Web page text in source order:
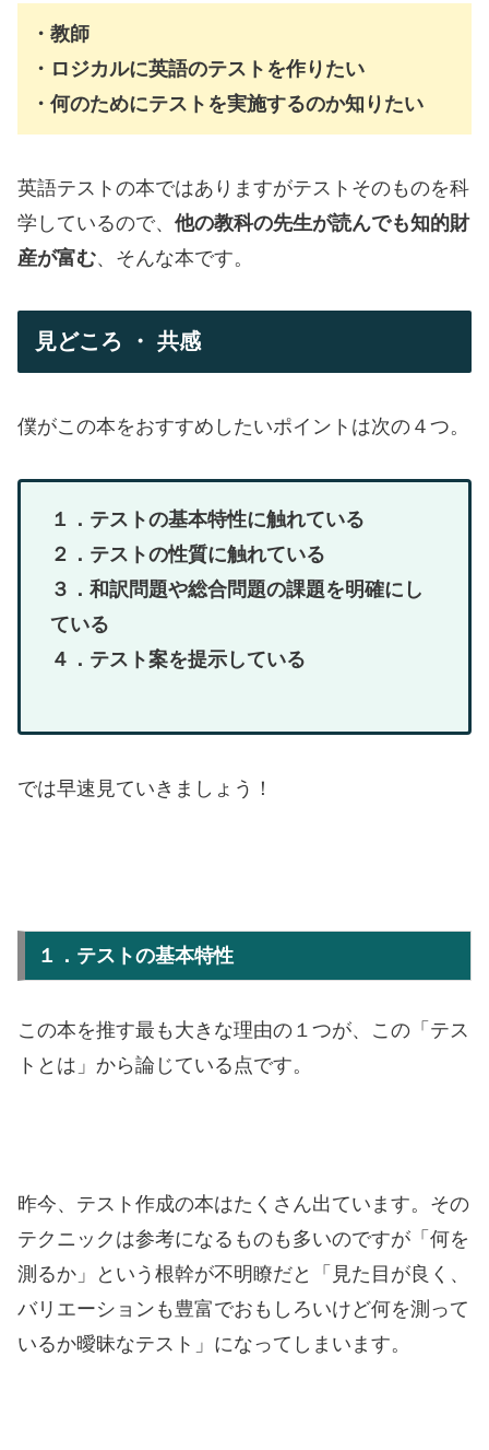
・教師
・ロジカルに英語のテストを作りたい
・何のためにテストを実施するのか知りたい
英語テストの本ではありますがテストそのものを科
学しているので、 他の教科の先生が読んでも知的財
産が富む、そんな本です。
見どころ ・ 共感
僕がこの本をおすすめしたいポイントは次の４つ。
１．テストの基本特性に触れている
２．テストの性質に触れている
３．和訳問題や総合問題の課題を明確にし
ている
４．テスト案を提示している
では早速見ていきましょう！
１．テストの基本特性
この本を推す最も大きな理由の１つが、この「テス
トとは」から論じている点です。
昨今、テスト作成の本はたくさん出ています。その
テクニックは参考になるものも多いのですが「何を
測るか」という根幹が不明瞭だと「見た目が良く、
バリエーションも豊富でおもしろいけど何を測って
いるか曖昧なテスト」になってしまいます。